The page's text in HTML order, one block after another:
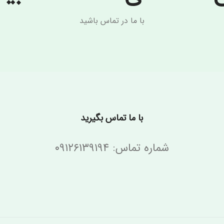
با ما در تماس باشید
با ما تماس بگیرید
شماره تماس: ۰۹۱۲۶۱۳۹۱۹۴